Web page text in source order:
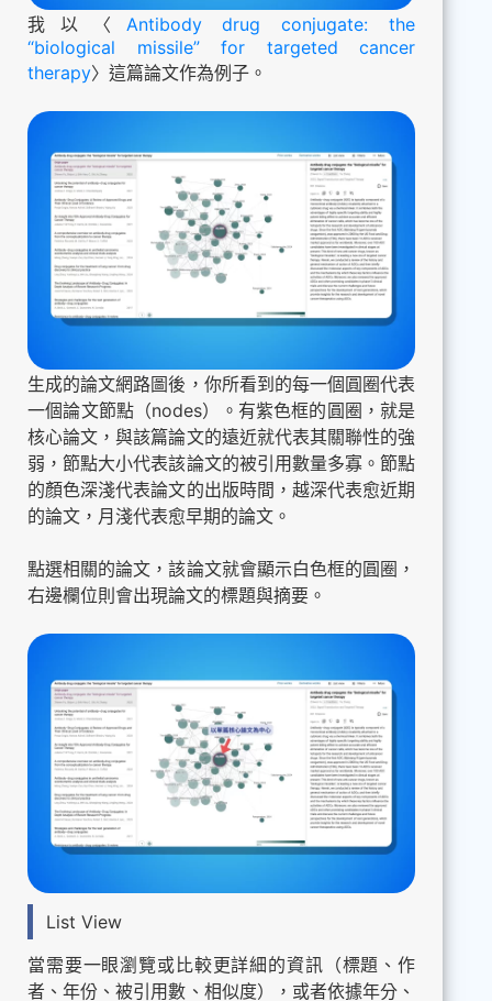
我以〈 Antibody drug conjugate: the
“biological missile” for targeted cancer
therapy〉這篇論文作為例子。
生成的論文網路圖後，你所看到的每一個圓圈代表
一個論文節點（nodes）。有紫色框的圓圈，就是
核心論文，與該篇論文的遠近就代表其關聯性的強
弱，節點大小代表該論文的被引用數量多寡。節點
的顏色深淺代表論文的出版時間，越深代表愈近期
的論文，月淺代表愈早期的論文。
點選相關的論文，該論文就會顯示白色框的圓圈，
右邊欄位則會出現論文的標題與摘要。
List View
當需要一眼瀏覽或比較更詳細的資訊（標題、作
者、年份、被引用數、相似度），或者依據年分、